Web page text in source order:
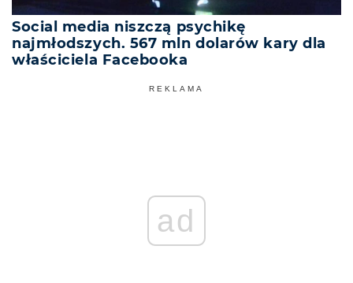
Social media niszczą psychikę
najmłodszych. 567 mln dolarów kary dla
właściciela Facebooka
REKLAMA
ad